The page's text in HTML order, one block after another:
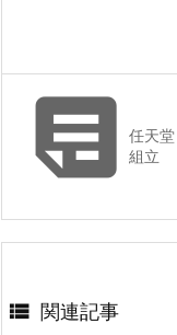
任天
組立
 関連記事